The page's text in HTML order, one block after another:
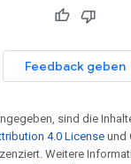
Feedback geben
sind die
4.0 License und
Weitere